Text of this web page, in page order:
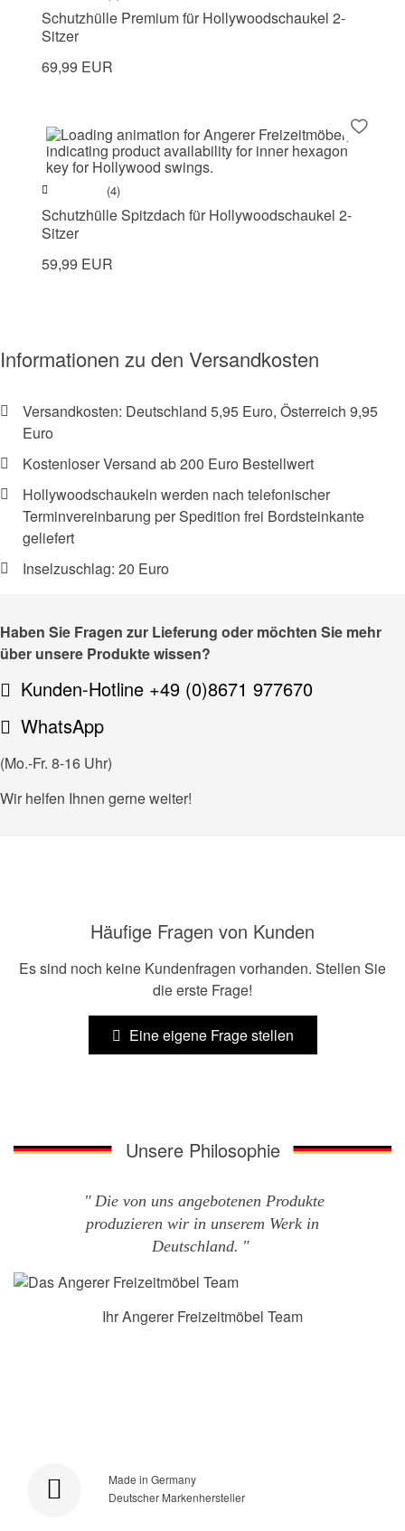
Schutzhülle Premium für Hollywoodschaukel 2-
Sitzer
69,99 EUR
(4)
Schutzhülle Spitzdach für Hollywoodschaukel 2-
Sitzer
59,99 EUR
Informationen zu den Versandkosten
Versandkosten: Deutschland 5,95 Euro, Österreich 9,95
Euro
Kostenloser Versand ab 200 Euro Bestellwert
Hollywoodschaukeln werden nach telefonischer
Terminvereinbarung per Spedition frei Bordsteinkante
geliefert
Inselzuschlag: 20 Euro
Haben Sie Fragen zur Lieferung oder möchten Sie mehr
über unsere Produkte wissen?
Kunden-Hotline +49 (0)8671 977670
WhatsApp
(Mo.-Fr. 8-16 Uhr)
Wir helfen Ihnen gerne weiter!
Häufige Fragen von Kunden
Es sind noch keine Kundenfragen vorhanden. Stellen Sie
die erste Frage!
Eine eigene Frage stellen
Unsere Philosophie
Die von uns angebotenen Produkte
produzieren wir in unserem Werk in
Deutschland.
Ihr Angerer Freizeitmöbel Team
Made in Germany
Deutscher Markenhersteller